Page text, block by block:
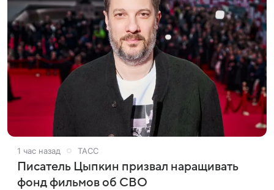
1 час назад ТАСС
Писатель Цыпкин призвал наращивать
фонд фильмов об СВО